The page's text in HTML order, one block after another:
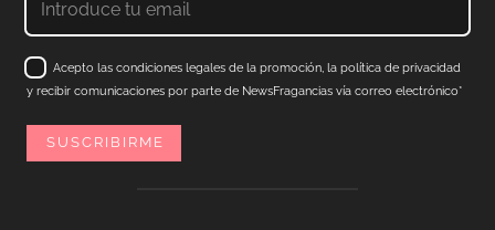
Acepto las condiciones legales de la promoción, la política de privacidad
y recibir comunicaciones por parte de NewsFragancias vía correo electrónico*